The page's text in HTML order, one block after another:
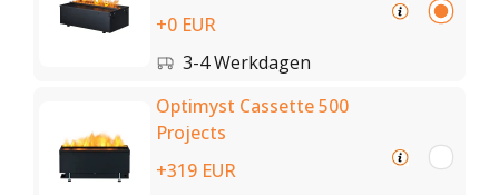
+0 EUR
3-4 Werkdagen
Optimyst Cassette 500
Projects
+319 EUR